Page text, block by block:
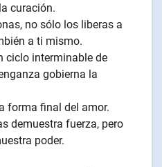
curación.
no sólo los liberas a
a ti mismo.
ciclo interminable de
gobierna la
forma final del amor.
demuestra fuerza, pero
poder.